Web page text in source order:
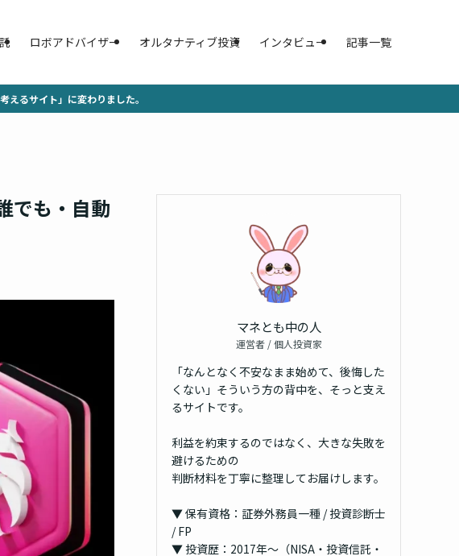
ロボアドバイザー オルタナティブ投資 インタビュー 記事一覧
えるサイト」に変わりました。
でも・自動
マネとも中の人
運営者 / 個人投資家
「なんとなく不安なまま始めて、後悔した
くない」そういう方の背中を、そっと支え
るサイトです。
利益を約束するのではなく、大きな失敗を
避けるための
判断材料を丁寧に整理してお届けします。
▼ 保有資格：証券外務員一種 / 投資診断士
/ FP
▼ 投資歴：2017年〜（NISA・投資信託・